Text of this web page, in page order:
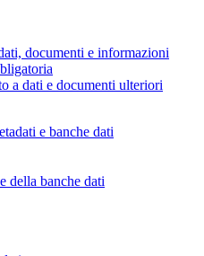
documenti e informazioni
a dati e documenti ulteriori
e banche dati
della banche dati